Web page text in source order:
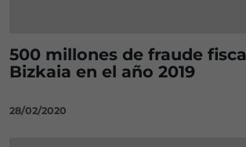
500 millones de fraude
Bizkaia en el año 2019
28/02/2020